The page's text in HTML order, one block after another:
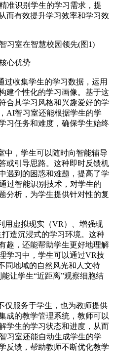
准识别学生的学习需求，提
而有效提升学习效率和学习效
心优势
过收集学生的学习数据，运用
建个性化的学习画像。基于这
合其学习风格和兴趣爱好的学
AI智习室还能根据学生的学
习任务和难度，确保学生始终
中，学生可以随时向智能辅导
或引导思路。这种即时反馈机
遇到的困惑和难题，提高了学
过智能识别技术，对学生的
分析，为学生提供针对性的复
用虚拟现实（VR）、增强现
造沉浸式的学习环境。这种
趣，还能帮助学生更好地理解
学习中，学生可以通过VR技
同地域的自然风光和人文特
让学生“近距离”观察细胞结
仅服务于学生，也为教师提供
成的教学管理系统，教师可以
学生的学习状态和进度，从而
习室还能自动生成学生的学
反馈，帮助教师不断优化教学